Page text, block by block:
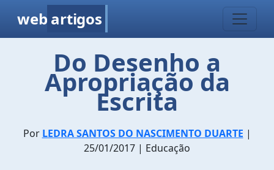
web artigos
Do Desenho a
Apropriação da
Escrita
Por LEDRA SANTOS DO NASCIMENTO DUARTE |
25/01/2017 | Educação